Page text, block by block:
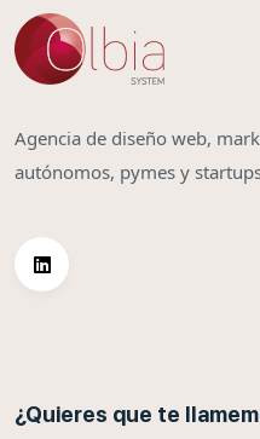
Agencia de diseño web,
autónomos, pymes y
¿Quieres que te